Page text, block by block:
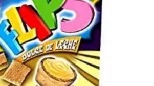
opciones
se
pueden
elegir
en
la